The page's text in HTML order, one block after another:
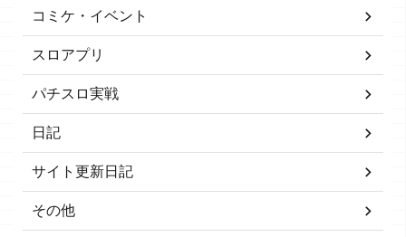
コミケ・イベント
スロアプリ
パチスロ実戦
日記
サイト更新日記
その他